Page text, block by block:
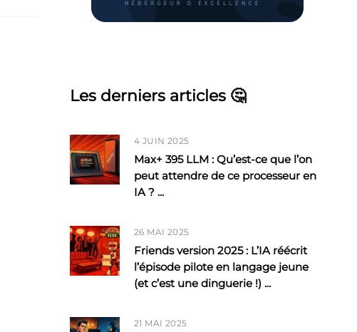
Les derniers articles 🤔
4 JUIN 2025
Max+ 395 LLM : Qu’est-ce que l’on
peut attendre de ce processeur en
IA ? ...
26 MAI 2025
Friends version 2025 : L’IA réécrit
l’épisode pilote en langage jeune
(et c’est une dinguerie !) ...
21 MAI 2025